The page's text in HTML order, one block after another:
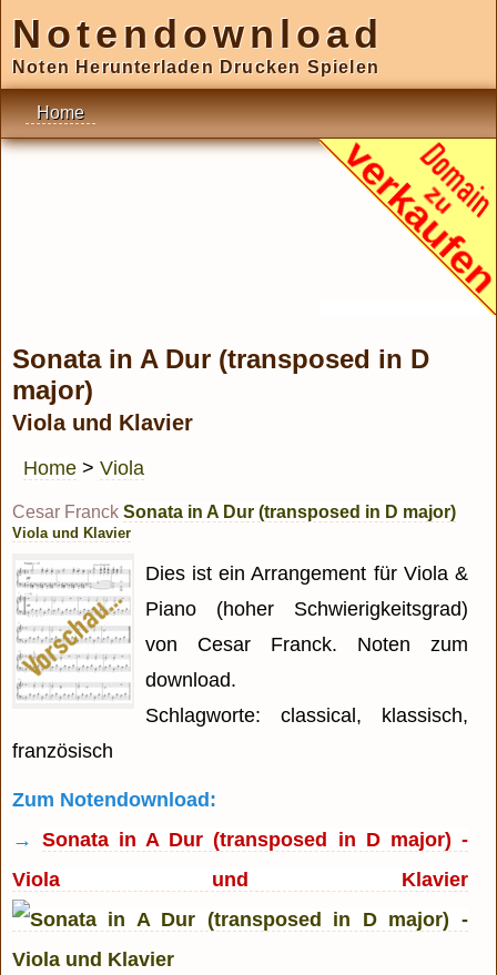
Notendownload
Noten Herunterladen Drucken Spielen
Home
Sonata in A Dur (transposed in D
major)
Viola und Klavier
Home > Viola
Cesar Franck Sonata in A Dur (transposed in D major)
Viola und Klavier
Dies ist ein Arrangement für Viola &
Piano (hoher Schwierigkeitsgrad)
von Cesar Franck. Noten zum
download.
Schlagworte: classical, klassisch,
französisch
Zum Notendownload:
→Sonata in A Dur (transposed in D major) -
Viola und Klavier